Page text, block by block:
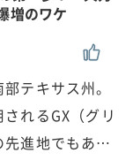
増のワケ
テキサス州。
れるGX（グリ
先進地でもあ…